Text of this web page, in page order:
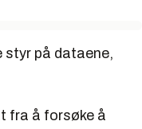
styr på dataene,
fra å forsøke å